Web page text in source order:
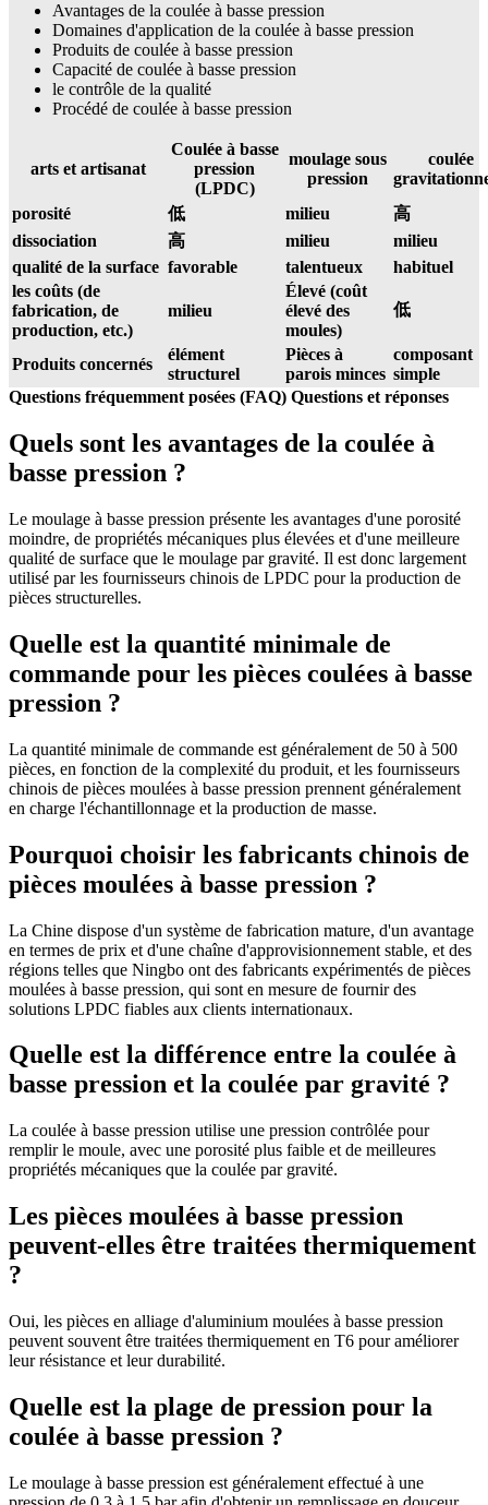
Avantages de la coulée à basse pression
Domaines d'application de la coulée à basse pression
Produits de coulée à basse pression
Capacité de coulée à basse pression
le contrôle de la qualité
Procédé de coulée à basse pression
arts et artisanat
Coulée à basse
pression
(LPDC)
moulage sous
pression
coulée
porosité
低 milieu
高
dissociation
高 milieu
milieu
qualité de la surface favorable talentueux
habituel
les coûts (de
fabrication, de
production, etc.)
milieu
Élevé (coût
élevé des
moules)
低
Produits concernés
élément
structurel
Pièces à
parois minces
composant
simple
Questions fréquemment posées (FAQ) Questions et réponses
Quels sont les avantages de la coulée à
basse pression ?
Le moulage à basse pression présente les avantages d'une porosité
moindre, de propriétés mécaniques plus élevées et d'une meilleure
qualité de surface que le moulage par gravité. Il est donc largement
utilisé par les fournisseurs chinois de LPDC pour la production de
pièces structurelles.
Quelle est la quantité minimale de
commande pour les pièces coulées à basse
pression ?
La quantité minimale de commande est généralement de 50 à 500
pièces, en fonction de la complexité du produit, et les fournisseurs
chinois de pièces moulées à basse pression prennent généralement
en charge l'échantillonnage et la production de masse.
Pourquoi choisir les fabricants chinois de
pièces moulées à basse pression ?
La Chine dispose d'un système de fabrication mature, d'un avantage
en termes de prix et d'une chaîne d'approvisionnement stable, et des
régions telles que Ningbo ont des fabricants expérimentés de pièces
moulées à basse pression, qui sont en mesure de fournir des
solutions LPDC fiables aux clients internationaux.
Quelle est la différence entre la coulée à
basse pression et la coulée par gravité ?
La coulée à basse pression utilise une pression contrôlée pour
remplir le moule, avec une porosité plus faible et de meilleures
propriétés mécaniques que la coulée par gravité.
Les pièces moulées à basse pression
peuvent-elles être traitées thermiquement
?
Oui, les pièces en alliage d'aluminium moulées à basse pression
peuvent souvent être traitées thermiquement en T6 pour améliorer
leur résistance et leur durabilité.
Quelle est la plage de pression pour la
coulée à basse pression ?
Le moulage à basse pression est généralement effectué à une